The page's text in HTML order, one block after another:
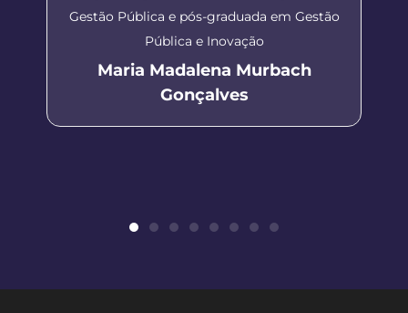
Gestão Pública e pós-graduada em Gestão
Pública e Inovação
Maria Madalena Murbach
Gonçalves